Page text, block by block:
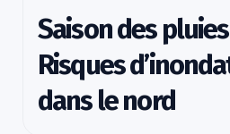
Saison des
Risques
dans le nord